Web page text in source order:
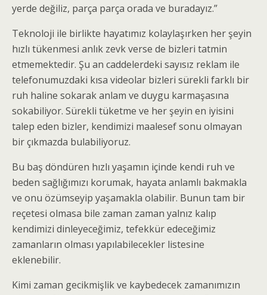
yerde değiliz, parça parça orada ve buradayız.”
Teknoloji ile birlikte hayatımız kolaylaşırken her şeyin
hızlı tükenmesi anlık zevk verse de bizleri tatmin
etmemektedir. Şu an caddelerdeki sayısız reklam ile
telefonumuzdaki kısa videolar bizleri sürekli farklı bir
ruh haline sokarak anlam ve duygu karmaşasına
sokabiliyor. Sürekli tüketme ve her şeyin en iyisini
talep eden bizler, kendimizi maalesef sonu olmayan
bir çıkmazda bulabiliyoruz.
Bu baş döndüren hızlı yaşamın içinde kendi ruh ve
beden sağlığımızı korumak, hayata anlamlı bakmakla
ve onu özümseyip yaşamakla olabilir. Bunun tam bir
reçetesi olmasa bile zaman zaman yalnız kalıp
kendimizi dinleyeceğimiz, tefekkür edeceğimiz
zamanların olması yapılabilecekler listesine
eklenebilir.
Kimi zaman gecikmişlik ve kaybedecek zamanımızın